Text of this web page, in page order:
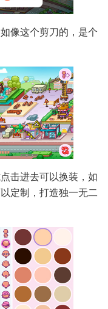
像这个剪刀的，是个
击进去可以换装，如
定制，打造独一无二